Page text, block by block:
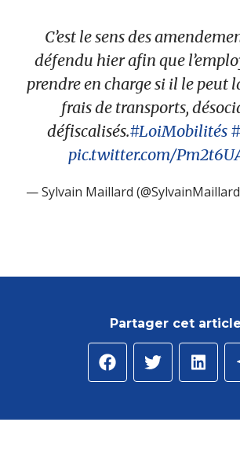
C’est le sens des
défendu hier afin que
prendre en charge si il le peut
frais de transports,
défiscalisés.#LoiMobilités
pic.twitter.com/
— Sylvain Maillard
Partager cet article